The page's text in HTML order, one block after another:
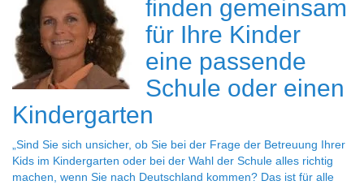
finden gemeinsam
für Ihre Kinder
eine passende
Schule oder einen
Kindergarten
„Sind Sie sich unsicher, ob Sie bei der Frage der Betreuung Ihrer
Kids im Kindergarten oder bei der Wahl der Schule alles richtig
machen, wenn Sie nach Deutschland kommen? Das ist für alle